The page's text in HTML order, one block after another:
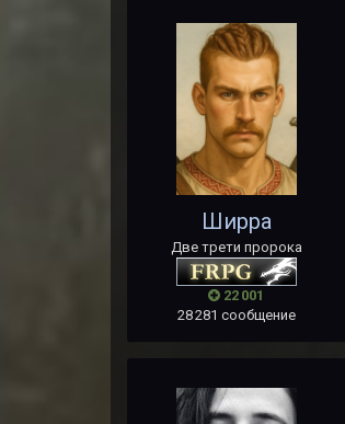
Ширра
Две трети пророка
22 001
28 281 сообщение